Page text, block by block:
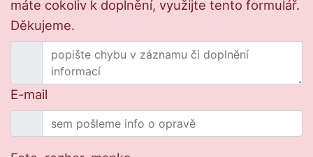
máte cokoliv k doplnění, využijte tento formulář.
Děkujeme.
E-mail